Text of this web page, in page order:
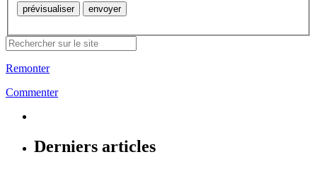
Remonter
Commenter
Derniers articles